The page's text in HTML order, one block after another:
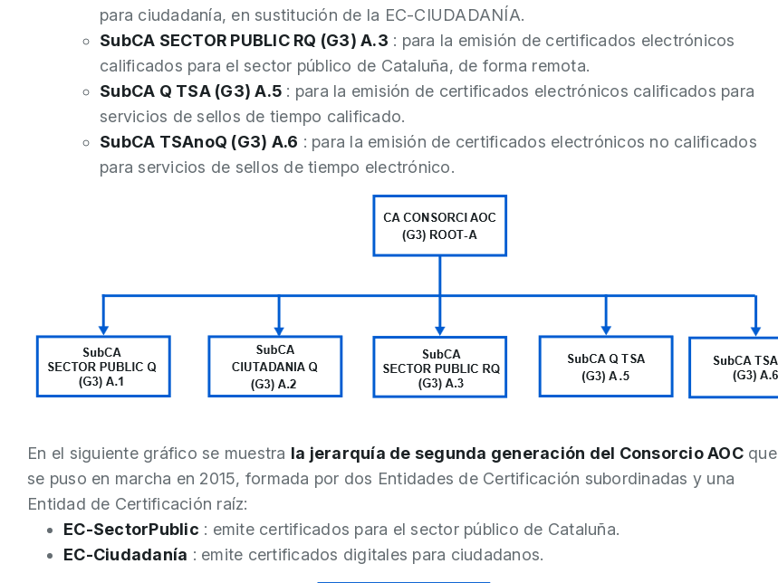
para ciudadanía, en sustitución de la EC-CIUDADANÍA.
SubCA SECTOR PUBLIC RQ (G3) A.3 : para la emisión de certificados electrónicos
calificados para el sector público de Cataluña, de forma remota.
SubCA Q TSA (G3) A.5 : para la emisión de certificados electrónicos calificados para
servicios de sellos de tiempo calificado.
SubCA TSAnoQ (G3) A.6 : para la emisión de certificados electrónicos no calificados
para servicios de sellos de tiempo electrónico.
En el siguiente gráfico se muestra la jerarquía de segunda generación del Consorcio AOCque
se puso en marcha en 2015, formada por dos Entidades de Certificación subordinadas y una
Entidad de Certificación raíz:
EC-SectorPublic : emite certificados para el sector público de Cataluña.
EC-Ciudadanía : emite certificados digitales para ciudadanos.